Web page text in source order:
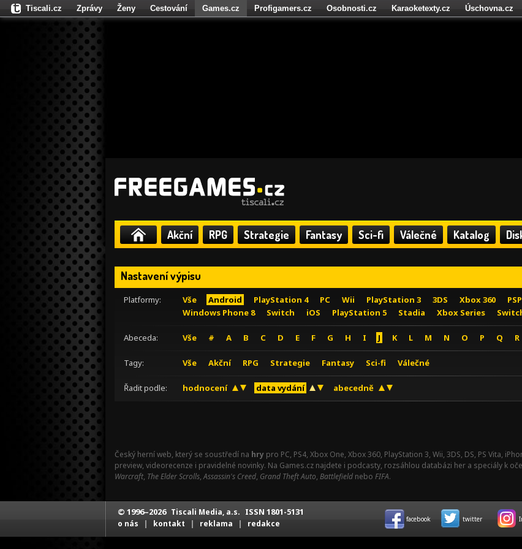
Akční RPG Strategie Fantasy Sci-fi Válečné Katalog
Nastavení výpisu
Platformy: Vše Android PlayStation 4 PC Wii PlayStation 3 3DS Xbox 360 PSP
Windows Phone 8
Switch iOS PlayStation 5 Stadia Xbox Series
Abeceda: Vše # A B C D E F G H I J K L M N O P Q R
Tagy: Vše Akční RPG Strategie Fantasy Sci-fi Válečné
Řadit podle: hodnocení data vydání abecedně
Český herní web, který se soustředí na hry pro PC, PS4, Xbox One, Xbox 360, PlayStation 3, Wii, 3DS, DS, PS Vita,
preview, videorecenze i pravidelné novinky. Na Games.cz najdete i podcasty, rozsáhlou databázi her a speciály k
Warcraft, The Elder Scrolls,Assassin's Creed, Grand Theft Auto, Battlefield nebo FIFA.
Tiscali.cz Zprávy Ženy Cestování Games.cz Profigamers.cz Osobnosti.cz Karaoketexty.cz Úschovna.cz
Fights.cz
© 1996–2026 Tiscali Media, a.s. ISSN 1801-5131
o nás | kontakt | reklama | redakce facebook twitter